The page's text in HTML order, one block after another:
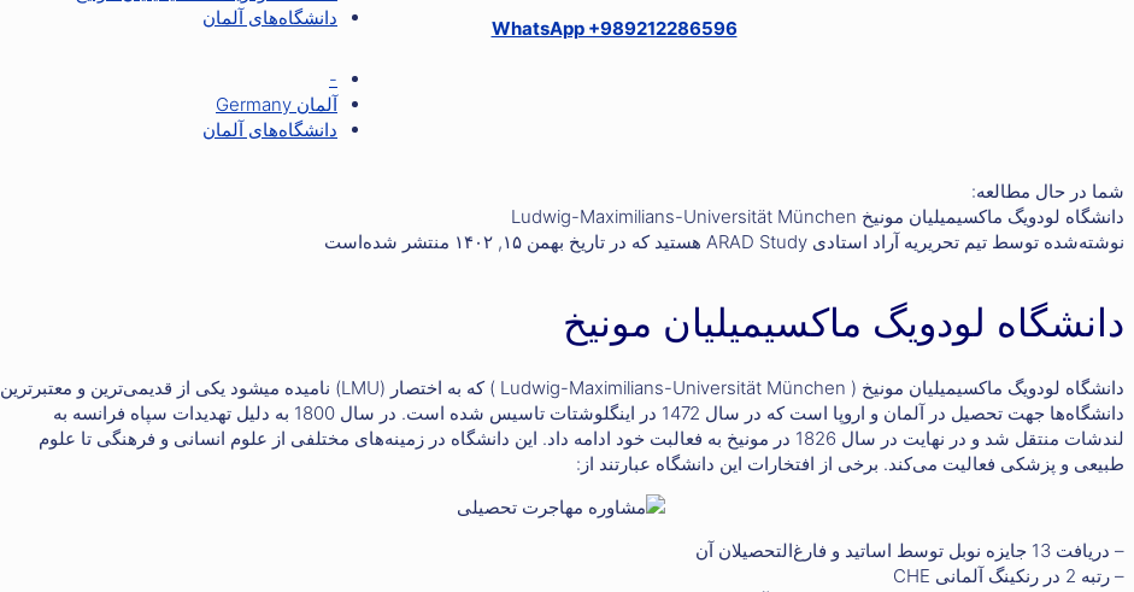
WhatsApp +989212286596
دانشگاه‌های آلمان
-
آلمان Germany
دانشگاه‌های آلمان
شما در حال مطالعه:
دانشگاه لودویگ ماکسیمیلیان مونیخ Ludwig-Maximilians-Universität München
نوشته‌شده توسط تیم تحریریه آراد استادی ARAD Study هستید که در تاریخ بهمن ۱۵, ۱۴۰۲ منتشر شده‌است
دانشگاه لودویگ ماکسیمیلیان مونیخ
دانشگاه لودویگ ماکسیمیلیان مونیخ ( Ludwig-Maximilians-Universität München ) که به اختصار (LMU) نامیده میشود یکی از قدیمی‌ترین و معتبرترین
دانشگاه‌ها جهت تحصیل در آلمان و اروپا است که در سال 1472 در اینگلوشتات تاسیس شده است. در سال 1800 به دلیل تهدیدات سپاه فرانسه به
لندشات منتقل شد و در نهایت در سال 1826 در مونیخ به فعالبت خود ادامه داد. این دانشگاه در زمینه‌های مختلفی از علوم انسانی و فرهنگی تا علوم
طبیعی و پزشکی فعالیت می‌کند. برخی از افتخارات این دانشگاه عبارتند از:
– دریافت 13 جایزه نوبل توسط اساتید و فارغ‌التحصیلان آن
– رتبه 2 در رنکینگ آلمانی CHE